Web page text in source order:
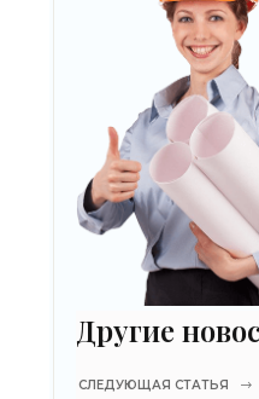
Другие
СЛЕДУЮЩАЯ СТАТЬЯ